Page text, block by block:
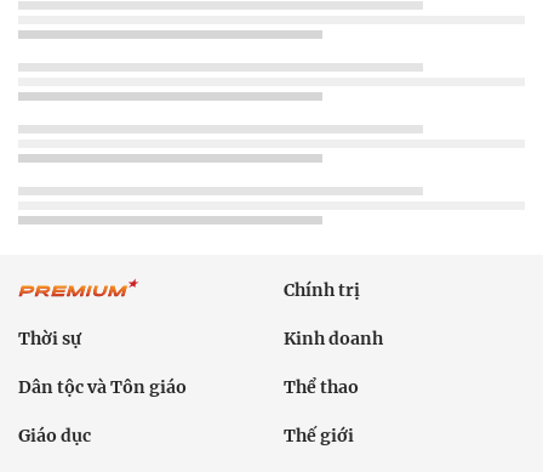
Chính trị
Thời sự Kinh doanh
Dân tộc và Tôn giáo Thể thao
Giáo dục Thế giới